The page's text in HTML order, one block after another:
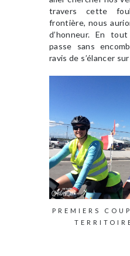
travers cette
frontière, nous
d’honneur. En
passe sans
ravis de s’élancer
PREMIERS